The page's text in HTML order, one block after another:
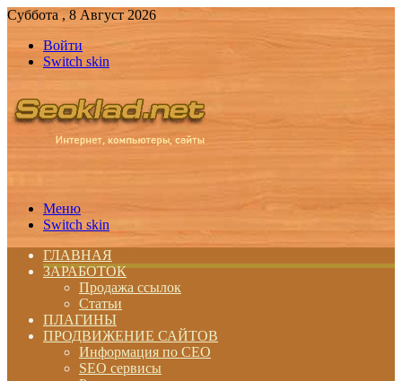
Суббота , 8 Август 2026
Войти
Switch skin
Меню
Switch skin
ГЛАВНАЯ
ЗАРАБОТОК
Продажа ссылок
Статьи
ПЛАГИНЫ
ПРОДВИЖЕНИЕ САЙТОВ
Информация по СЕО
SEO сервисы